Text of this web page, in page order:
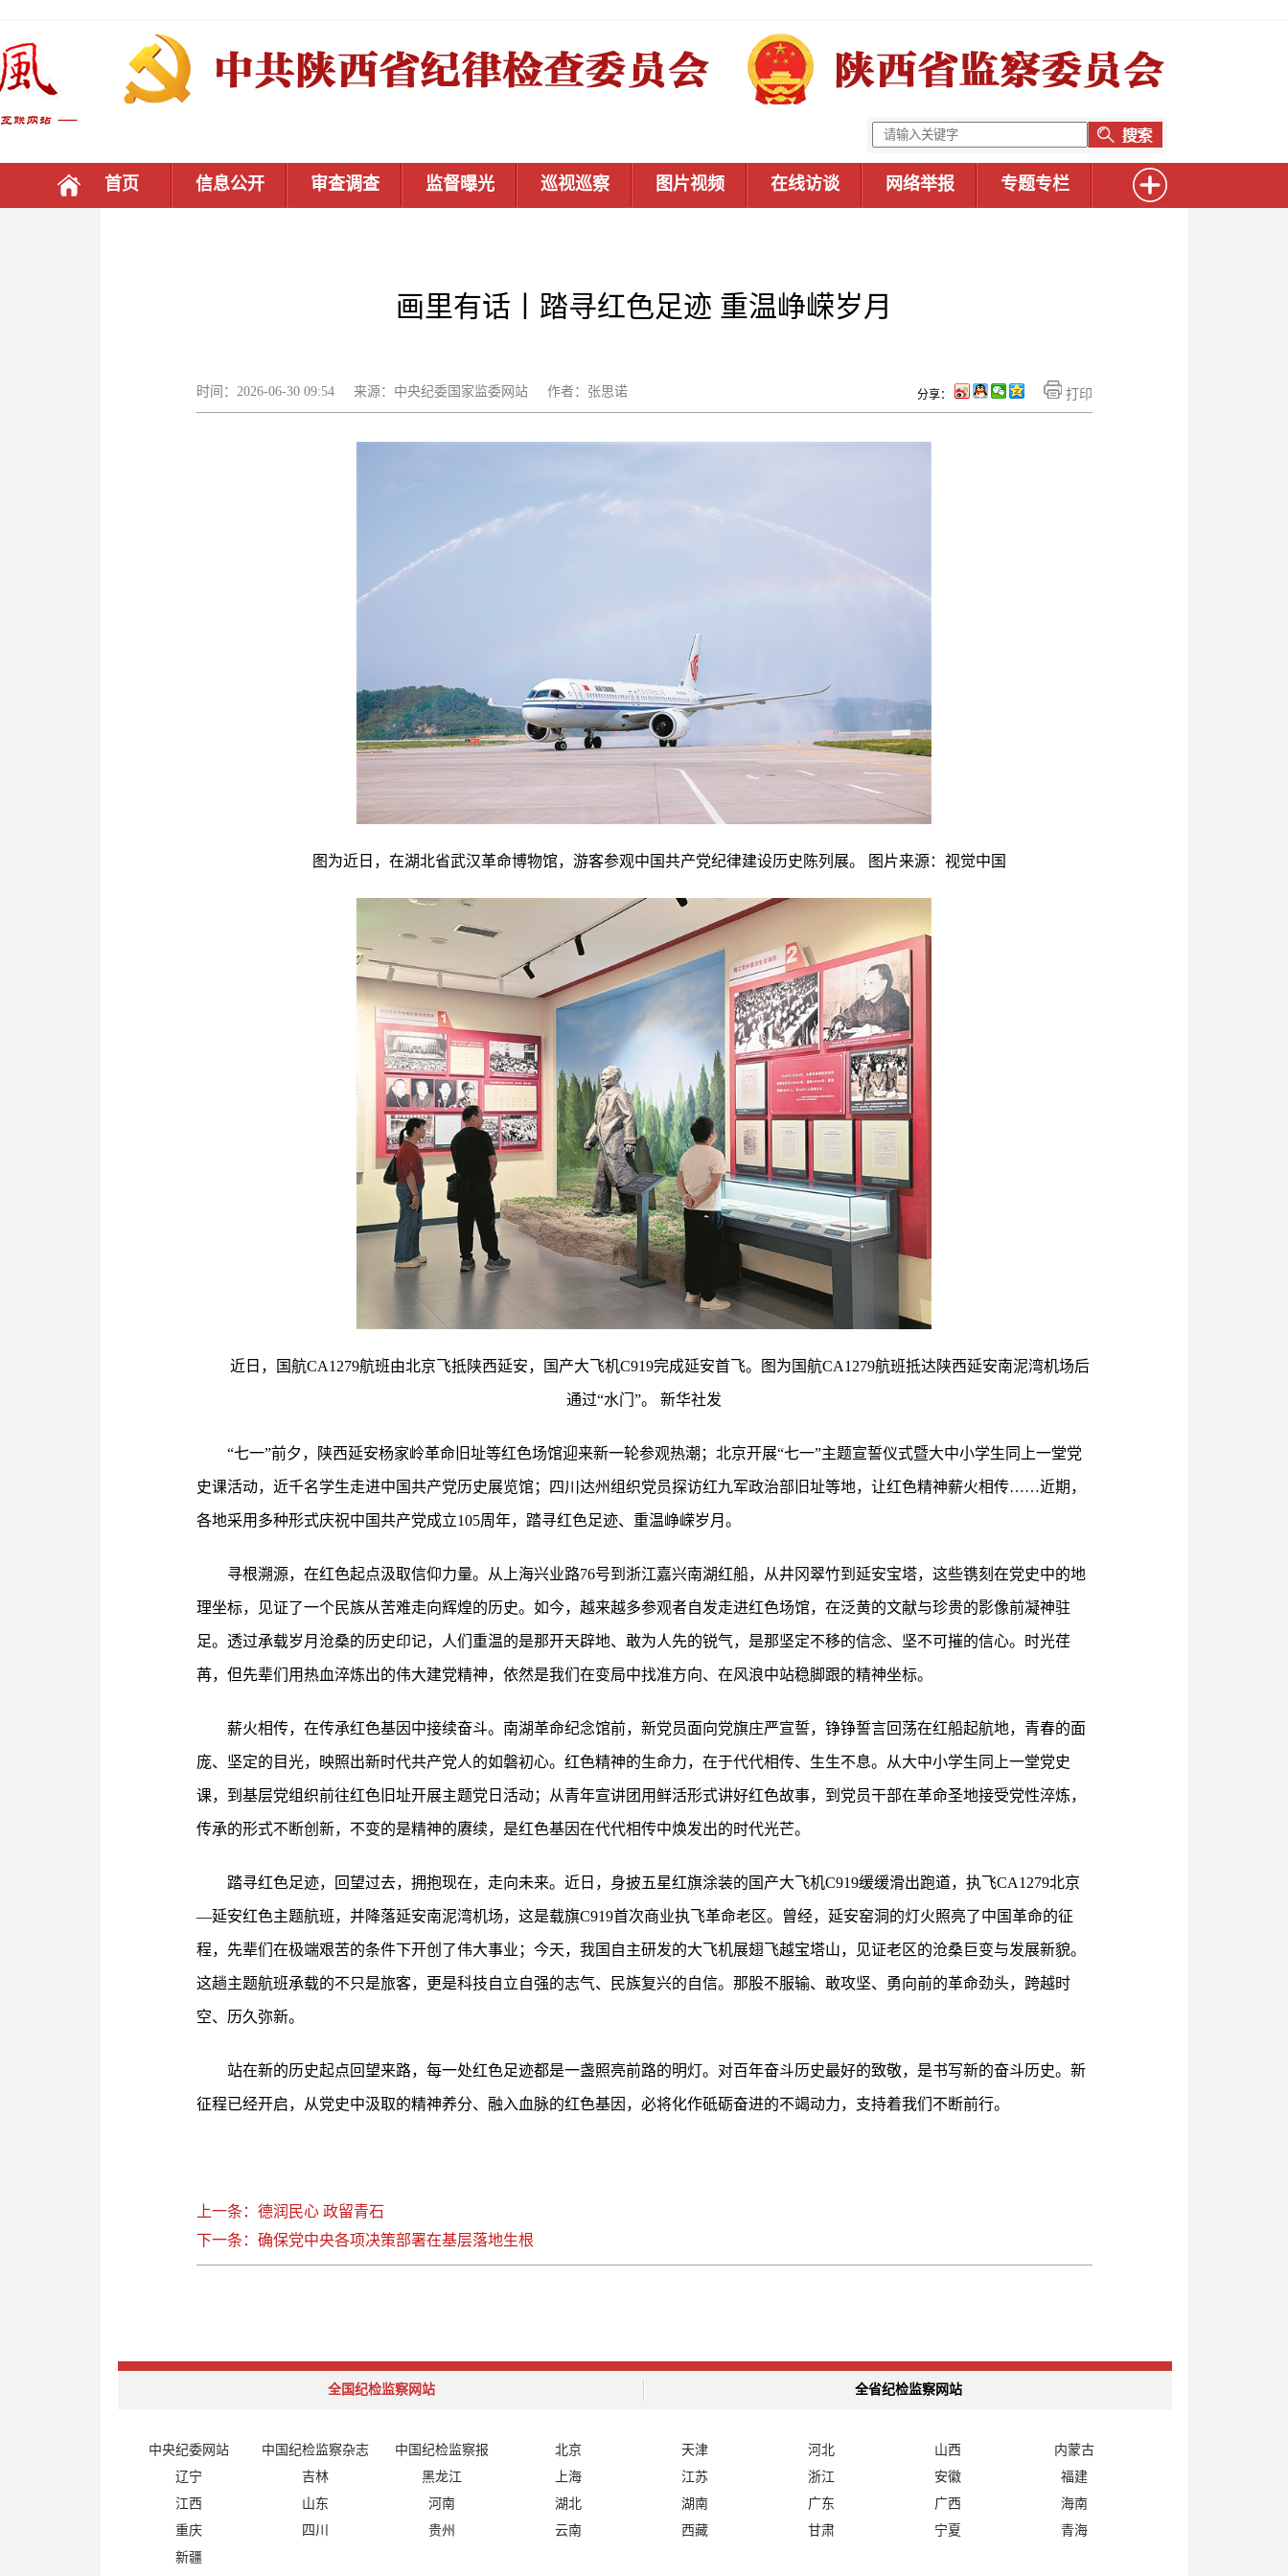
首页 信息公开 审查调查 监督曝光 巡视巡察 图片视频 在线访谈 网络举报 专题专栏
画里有话丨踏寻红色足迹 重温峥嵘岁月
时间：2026-06-30 09:54 来源：中央纪委国家监委网站 作者：张思诺 打印
分享：
图为近日，在湖北省武汉革命博物馆，游客参观中国共产党纪律建设历史陈列展。 图片来源：视觉中国
近日，国航CA1279航班由北京飞抵陕西延安，国产大飞机C919完成延安首飞。图为国航CA1279航班抵达陕西延安南泥湾机场后
通过“水门”。 新华社发
“七一”前夕，陕西延安杨家岭革命旧址等红色场馆迎来新一轮参观热潮；北京开展“七一”主题宣誓仪式暨大中小学生同上一堂党
史课活动，近千名学生走进中国共产党历史展览馆；四川达州组织党员探访红九军政治部旧址等地，让红色精神薪火相传……近期，
各地采用多种形式庆祝中国共产党成立105周年，踏寻红色足迹、重温峥嵘岁月。
寻根溯源，在红色起点汲取信仰力量。从上海兴业路76号到浙江嘉兴南湖红船，从井冈翠竹到延安宝塔，这些镌刻在党史中的地
理坐标，见证了一个民族从苦难走向辉煌的历史。如今，越来越多参观者自发走进红色场馆，在泛黄的文献与珍贵的影像前凝神驻
足。透过承载岁月沧桑的历史印记，人们重温的是那开天辟地、敢为人先的锐气，是那坚定不移的信念、坚不可摧的信心。时光荏
苒，但先辈们用热血淬炼出的伟大建党精神，依然是我们在变局中找准方向、在风浪中站稳脚跟的精神坐标。
薪火相传，在传承红色基因中接续奋斗。南湖革命纪念馆前，新党员面向党旗庄严宣誓，铮铮誓言回荡在红船起航地，青春的面
庞、坚定的目光，映照出新时代共产党人的如磐初心。红色精神的生命力，在于代代相传、生生不息。从大中小学生同上一堂党史
课，到基层党组织前往红色旧址开展主题党日活动；从青年宣讲团用鲜活形式讲好红色故事，到党员干部在革命圣地接受党性淬炼，
传承的形式不断创新，不变的是精神的赓续，是红色基因在代代相传中焕发出的时代光芒。
踏寻红色足迹，回望过去，拥抱现在，走向未来。近日，身披五星红旗涂装的国产大飞机C919缓缓滑出跑道，执飞CA1279北京
—延安红色主题航班，并降落延安南泥湾机场，这是载旗C919首次商业执飞革命老区。曾经，延安窑洞的灯火照亮了中国革命的征
程，先辈们在极端艰苦的条件下开创了伟大事业；今天，我国自主研发的大飞机展翅飞越宝塔山，见证老区的沧桑巨变与发展新貌。
这趟主题航班承载的不只是旅客，更是科技自立自强的志气、民族复兴的自信。那股不服输、敢攻坚、勇向前的革命劲头，跨越时
空、历久弥新。
站在新的历史起点回望来路，每一处红色足迹都是一盏照亮前路的明灯。对百年奋斗历史最好的致敬，是书写新的奋斗历史。新
征程已经开启，从党史中汲取的精神养分、融入血脉的红色基因，必将化作砥砺奋进的不竭动力，支持着我们不断前行。
上一条：德润民心 政留青石
下一条：确保党中央各项决策部署在基层落地生根
全国纪检监察网站 全省纪检监察网站
中央纪委网站 中国纪检监察杂志 中国纪检监察报 北京 天津 河北 山西
内蒙古
辽宁
吉林 黑龙江 上海 江苏 浙江 安徽
福建
江西
山东 河南 湖北 湖南 广东 广西
海南
重庆
四川 贵州 云南 西藏 甘肃 宁夏
青海
新疆